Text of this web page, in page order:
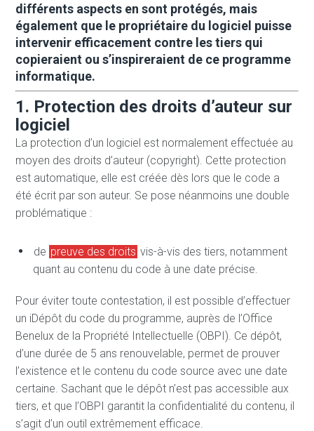
différents aspects en sont protégés, mais
également que le propriétaire du logiciel puisse
intervenir efficacement contre les tiers qui
copieraient ou s’inspireraient de ce programme
informatique.
1. Protection des droits d’auteur sur
logiciel
La protection d’un logiciel est normalement effectuée au
moyen des droits d’auteur (copyright). Cette protection
est automatique, elle est créée dès lors que le code a
été écrit par son auteur. Se pose néanmoins une double
problématique :
de preuve des droits vis-à-vis des tiers, notamment
quant au contenu du code à une date précise.
Pour éviter toute contestation, il est possible d’effectuer
un iDépôt du code du programme, auprès de l’Office
Benelux de la Propriété Intellectuelle (OBPI). Ce dépôt,
d’une durée de 5 ans renouvelable, permet de prouver
l’existence et le contenu du code source avec une date
certaine. Sachant que le dépôt n’est pas accessible aux
tiers, et que l’OBPI garantit la confidentialité du contenu, il
s’agit d’un outil extrêmement efficace.